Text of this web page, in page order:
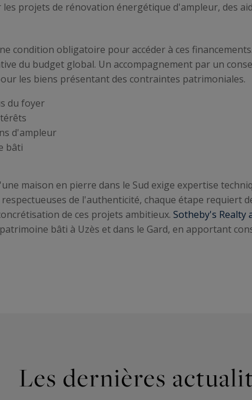
projets de rénovation énergétique d'ampleur, des
condition obligatoire pour accéder à ces
du budget global. Un accompagnement par un
les biens présentant des contraintes patrimoniales.
du foyer
d'ampleur
bâti
maison en pierre dans le Sud exige expertise
de l'authenticité, chaque étape requiert
de ces projets ambitieux. Sotheby's Realty
bâti à Uzès et dans le Gard, en apportant
Les dernières